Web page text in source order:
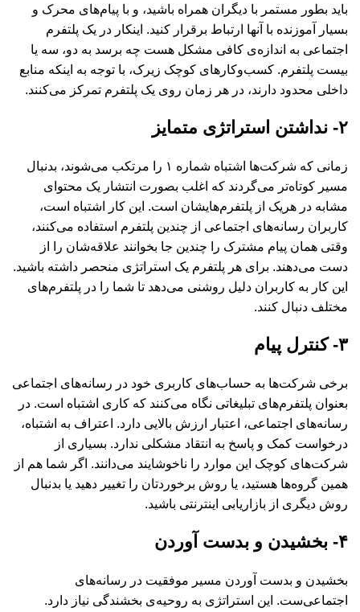
باید بطور مستمر با دیگران همراه باشید، و با پیام‌های محرک و
بسیار آموزنده با آنها ارتباط برقرار کنید. اینکار در یک پلتفرم
اجتماعی به اندازه‌ی کافی مشکل هست چه برسد به دو، سه یا
بیست پلتفرم. کسب‌وکارهای کوچک زیرک، با توجه به اینکه منابع
داخلی محدود دارند، در هر زمان روی یک پلتفرم تمرکز می‌کنند.
۲- نداشتن استراتژی متمایز
زمانی که شرکت‌ها اشتباه شماره ۱ را مرتکب می‌شوند، بدنبال
مسیر کوتاه‌تر می‌گردند که اغلب بصورت انتشار یک محتوای
مشابه در هریک از پلتفرم‌هایشان است. این کار اشتباه است،
کاربران رسانه‌های اجتماعی از چندین پلتفرم استفاده می‌کنند،
وقتی همان پیام مشترک را چندین جا بخوانند علاقه‌شان را از
دست می‌دهند. برای هر پلتفرم یک استراتژی منحصر داشته باشید.
این کار به کاربران دلیل روشنی می‌دهد تا شما را در پلتفرم‌های
مختلف دنبال کنند.
۳- کنترل پیام
برخی شرکت‌ها به حساب‌های کاربری خود در رسانه‌های اجتماعی
بعنوان پلتفرم‌های تبلیغاتی نگاه می‌کنند که کاری اشتباه است. در
رسانه‌های اجتماعی، اعتبار ارزش بالایی دارد. اعتراف به اشتباه،
درخواست کمک و پاسخ به انتقاد مشکلی ندارد. بسیاری از
شرکت‌های کوچک این موارد را ناخوشایند می‌دانند. اگر شما هم از
همین گروه‌ها هستید، یا روش برخوردتان را تغییر دهید یا بدنبال
روش دیگری از بازاریابی اینترنتی باشید.
۴- بخشیدن و بدست آوردن
بخشیدن و بدست آوردن مسیر موفقیت در رسانه‌های
اجتماعی‌ست. این استراتژی به روحیه‌ی بخشندگی نیاز دارد.